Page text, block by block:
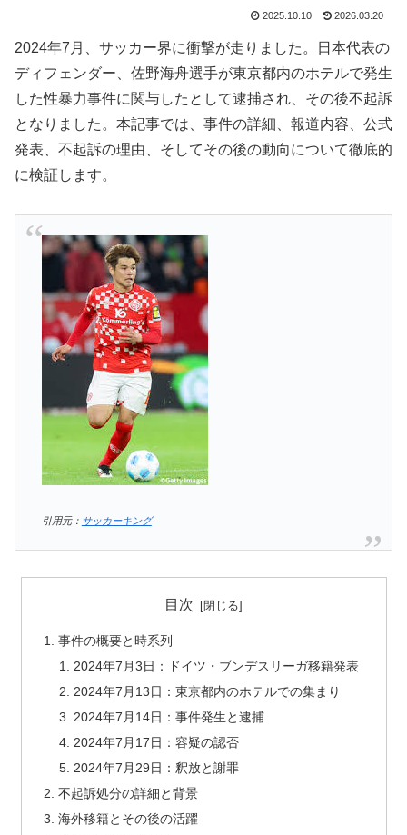
2025.10.10 2026.03.20
2024年7月、サッカー界に衝撃が走りました。日本代表の
ディフェンダー、佐野海舟選手が東京都内のホテルで発生
した性暴力事件に関与したとして逮捕され、その後不起訴
となりました。本記事では、事件の詳細、報道内容、公式
発表、不起訴の理由、そしてその後の動向について徹底的
に検証します。
引用元： サッカーキング
目次
事件の概要と時系列
2024年7月3日：ドイツ・ブンデスリーガ移籍発表
2024年7月13日：東京都内のホテルでの集まり
2024年7月14日：事件発生と逮捕
2024年7月17日：容疑の認否
2024年7月29日：釈放と謝罪
不起訴処分の詳細と背景
海外移籍とその後の活躍